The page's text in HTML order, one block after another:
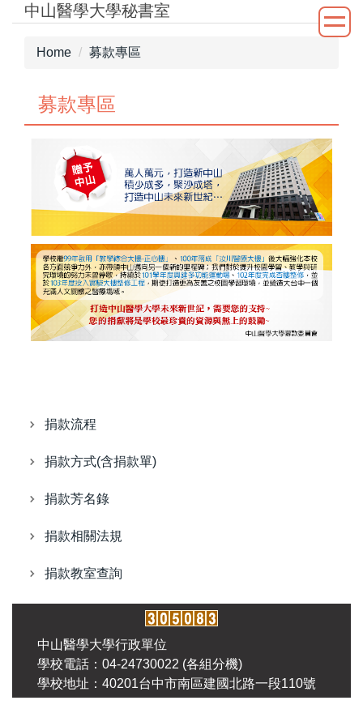
Jump中山醫學大學秘書室
Home 募款專區
募款專區
捐款流程
捐款方式(含捐款單)
捐款芳名錄
捐款相關法規
捐款教室查詢
中山醫學大學行政單位
學校電話：04-24730022 (各組分機)
學校地址：40201台中市南區建國北路一段110號